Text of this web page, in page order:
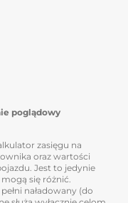
poglądowy
zasięgu na
oraz wartości
Jest to jedynie
się różnić.
naładowany (do